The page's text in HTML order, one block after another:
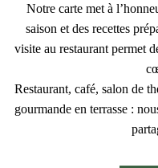
Notre carte met à
saison et des recettes
visite au restaurant permet
Restaurant, café, salon de
gourmande en terrasse :